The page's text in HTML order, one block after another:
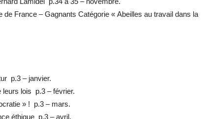
de France – Gagnants Catégorie « Abeilles au travail dans la
p.3 – janvier.
leurs lois p.3 – février.
» ! p.3 – mars.
éthique p.3 – avril.